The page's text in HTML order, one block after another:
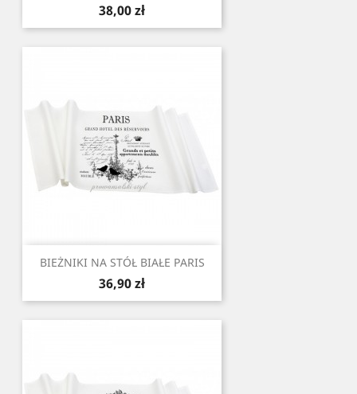
Cena
38,00 zł
BIEŻNIKI NA STÓŁ BIAŁE PARIS
Cena
36,90 zł